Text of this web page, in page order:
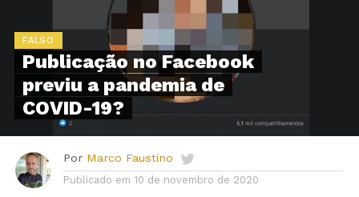
FALSO
Publicação no Facebook
previu a pandemia de
COVID-19?
Por Marco Faustino
Publicado em 10 de novembro de 2020